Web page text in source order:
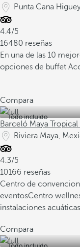
Punta Cana
4.4/5
16480 reseñas
En una de las 10
opciones de buffet
Compara
Todo incluido
Barceló Maya
Riviera Maya,
4.3/5
10166 reseñas
Centro de
eventosCentro
instalaciones
Compara